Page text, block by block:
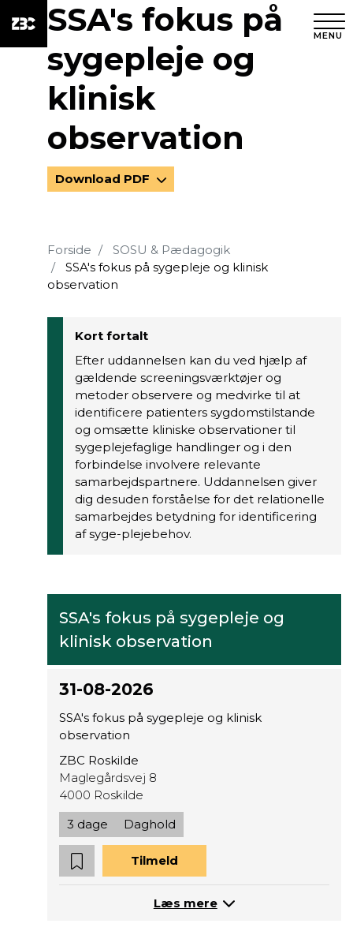
MENU
SSA's fokus på
sygepleje og
klinisk
observation
Download PDF
Forside
SOSU & Pædagogik
SSA's fokus på sygepleje og klinisk
observation
Kort fortalt
Efter uddannelsen kan du ved hjælp af
gældende screeningsværktøjer og
metoder observere og medvirke til at
identificere patienters sygdomstilstande
og omsætte kliniske observationer til
sygeplejefaglige handlinger og i den
forbindelse involvere relevante
samarbejdspartnere. Uddannelsen giver
dig desuden forståelse for det relationelle
samarbejdes betydning for identificering
af syge-plejebehov.
SSA's fokus på sygepleje og
klinisk observation
31-08-2026
SSA's fokus på sygepleje og klinisk
observation
ZBC Roskilde
Maglegårdsvej 8
4000 Roskilde
3 dage
Daghold
Tilmeld
Læs mere